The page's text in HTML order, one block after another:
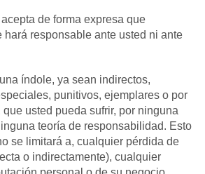
de forma expresa que
hará responsable ante usted ni ante
índole, ya sean indirectos,
punitivos, ejemplares o por
usted pueda sufrir, por ninguna
teoría de responsabilidad. Esto
se limitará a, cualquier pérdida de
o indirectamente), cualquier